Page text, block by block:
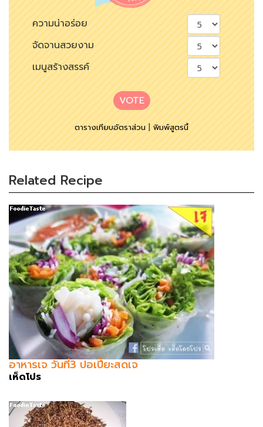
ความน่าอร่อย
จัดจานสวยงาม
เมนูสร้างสรรค์
VOTE
ตารางเทียบอัตราส่วน|พิมพ์สูตรนี้
Related Recipe
อาหารเจ วันที่3 ปอเปี๊ยะสดเจ
เห็ดโปร